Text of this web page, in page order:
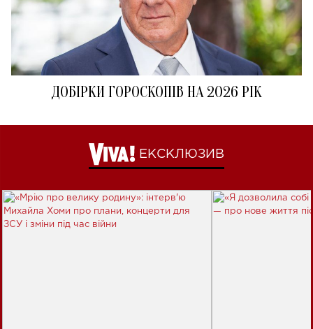
ДОБІРКИ ГОРОСКОПІВ НА 2026 РІК
ЕКСКЛЮЗИВ